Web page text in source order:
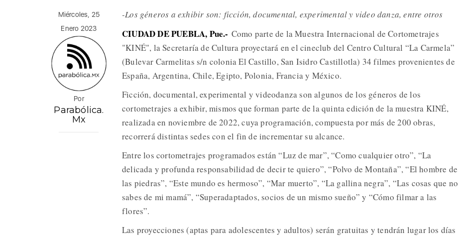
Miércoles, 25
Enero 2023
Por
Parabólica.
Mx
-Los géneros a exhibir son: ficción, documental, experimental y video danza, entre otros
CIUDAD DE PUEBLA, Pue.- Como parte de la Muestra Internacional de Cortometrajes
"KINÉ", la Secretaría de Cultura proyectará en el cineclub del Centro Cultural “La Carmela”
(Bulevar Carmelitas s/n colonia El Castillo, San Isidro Castillotla) 34 filmes provenientes de
España, Argentina, Chile, Egipto, Polonia, Francia y México.
Ficción, documental, experimental y videodanza son algunos de los géneros de los
cortometrajes a exhibir, mismos que forman parte de la quinta edición de la muestra KINÉ,
realizada en noviembre de 2022, cuya programación, compuesta por más de 200 obras,
recorrerá distintas sedes con el fin de incrementar su alcance.
Entre los cortometrajes programados están “Luz de mar”, “Como cualquier otro”, “La
delicada y profunda responsabilidad de decir te quiero”, “Polvo de Montaña”, “El hombre de
las piedras”, “Este mundo es hermoso”, “Mar muerto”, “La gallina negra”, “Las cosas que no
sabes de mi mamá”, “Superadaptados, socios de un mismo sueño” y “Cómo filmar a las
flores”.
Las proyecciones (aptas para adolescentes y adultos) serán gratuitas y tendrán lugar los días